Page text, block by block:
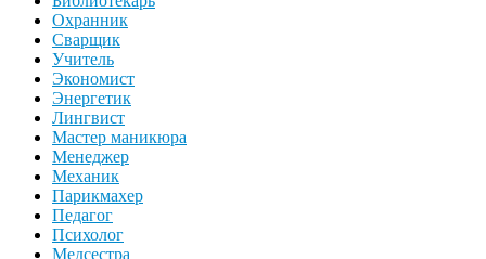
Охранник
Сварщик
Учитель
Экономист
Энергетик
Лингвист
Мастер маникюра
Менеджер
Механик
Парикмахер
Педагог
Психолог
Медсестра